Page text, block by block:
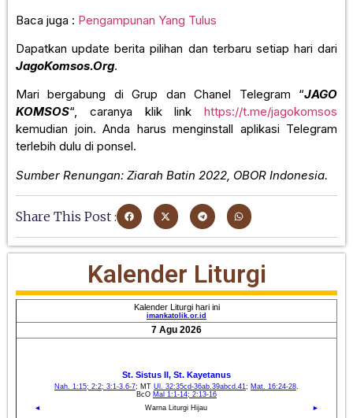
Baca juga : Pengampunan Yang Tulus
Dapatkan update berita pilihan dan terbaru setiap hari dari
JagoKomsos.Org.
Mari bergabung di Grup dan Chanel Telegram “JAGO
KOMSOS“, caranya klik link https://t.me/jagokomsos
kemudian join. Anda harus menginstall aplikasi Telegram
terlebih dulu di ponsel.
Sumber Renungan: Ziarah Batin 2022, OBOR Indonesia.
Share This Post :
Kalender Liturgi